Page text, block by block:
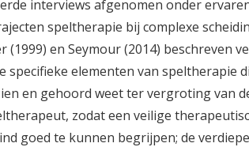
interviews afgenomen onder
speltherapie bij complexe
(1999) en Seymour (2014) beschreven
specifieke elementen van speltherapie
en gehoord weet ter vergroting van
zodat een veilige
goed te kunnen begrijpen; de